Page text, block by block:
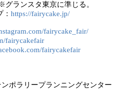
ランスタ東京に準じる。
https://fairycake.jp/
fairycake_fair/
fairycakefair
fairycakefair
ポラリープランニングセンター